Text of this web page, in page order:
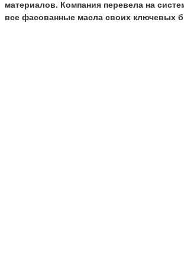
материалов. Компания перевела на
все фасованные масла своих ключевых